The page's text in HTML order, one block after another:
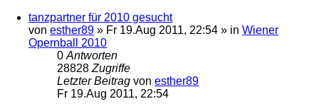
tanzpartner für 2010 gesucht
von esther89 » Fr 19.Aug 2011, 22:54 » in Wiener
Opernball 2010
0 Antworten
28828 Zugriffe
Letzter Beitrag von esther89
Fr 19.Aug 2011, 22:54